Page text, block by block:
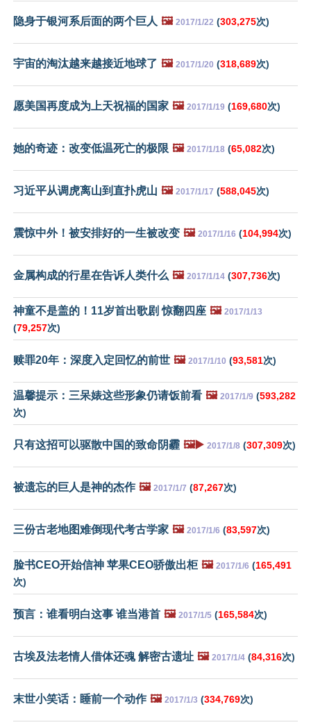
隐身于银河系后面的两个巨人 🖼️ 2017/1/22 (303,275次)
宇宙的淘汰越来越接近地球了 🖼️ 2017/1/20 (318,689次)
愿美国再度成为上天祝福的国家 🖼️ 2017/1/19 (169,680次)
她的奇迹：改变低温死亡的极限 🖼️ 2017/1/18 (65,082次)
习近平从调虎离山到直扑虎山 🖼️ 2017/1/17 (588,045次)
震惊中外！被安排好的一生被改变 🖼️ 2017/1/16 (104,994次)
金属构成的行星在告诉人类什么 🖼️ 2017/1/14 (307,736次)
神童不是盖的！11岁首出歌剧 惊翻四座 🖼️ 2017/1/13
(79,257次)
赎罪20年：深度入定回忆的前世 🖼️ 2017/1/10 (93,581次)
温馨提示：三呆婊这些形象仍请饭前看 🖼️ 2017/1/9 (593,282
次)
只有这招可以驱散中国的致命阴霾 🖼️▶️ 2017/1/8 (307,309次)
被遗忘的巨人是神的杰作 🖼️ 2017/1/7 (87,267次)
三份古老地图难倒现代考古学家 🖼️ 2017/1/6 (83,597次)
脸书CEO开始信神 苹果CEO骄傲出柜 🖼️ 2017/1/6 (165,491
次)
预言：谁看明白这事 谁当港首 🖼️ 2017/1/5 (165,584次)
古埃及法老情人借体还魂 解密古遗址 🖼️ 2017/1/4 (84,316次)
末世小笑话：睡前一个动作 🖼️ 2017/1/3 (334,769次)